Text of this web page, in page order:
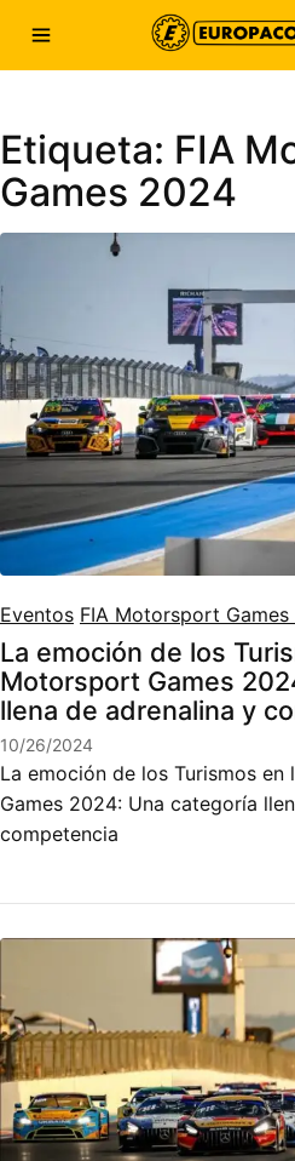
Saltar al contenido
Abrir menú
Etiqueta: FIA
Games 2024
Eventos FIA Motorsport
La emoción de los
Motorsport Games
llena de adrenalina y
10/26/2024
La emoción de los Turismos
Games 2024: Una categoría
competencia